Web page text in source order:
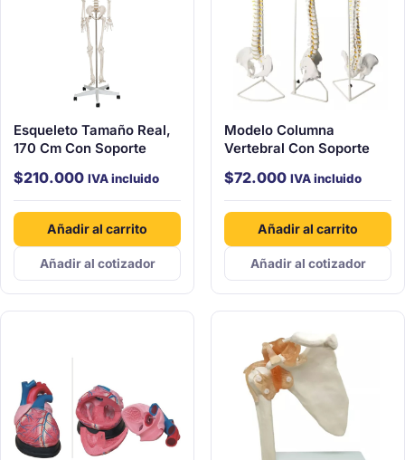
Esqueleto Tamaño Real,
170 Cm Con Soporte
$210.000 IVA incluido
Añadir al carrito
Añadir al cotizador
Modelo Columna
Vertebral Con Soporte
$72.000 IVA incluido
Añadir al carrito
Añadir al cotizador